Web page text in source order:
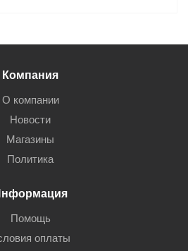
Компания
О компании
Новости
Магазины
Политика
Помощь
оплаты